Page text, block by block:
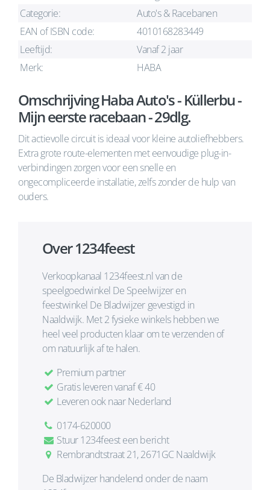
Categorie:
Auto's & Racebanen
EAN of ISBN code:
4010168283449
Leeftijd:
Vanaf 2 jaar
Merk:
HABA
Omschrijving Haba Auto's - Küllerbu -
Mijn eerste racebaan - 29dlg.
Dit actievolle circuit is ideaal voor kleine autoliefhebbers.
Extra grote route-elementen met eenvoudige plug-in-
verbindingen zorgen voor een snelle en
ongecompliceerde installatie, zelfs zonder de hulp van
ouders.
Over 1234feest
Verkoopkanaal 1234feest.nl van de
speelgoedwinkel De Speelwijzer en
feestwinkel De Bladwijzer gevestigd in
Naaldwijk. Met 2 fysieke winkels hebben we
heel veel producten klaar om te verzenden of
om natuurlijk af te halen.
Premium partner
Gratis leveren vanaf € 40
Leveren ook naar Nederland
0174-620000
Stuur 1234feest een bericht
Rembrandtstraat 21, 2671GC Naaldwijk
De Bladwijzer handelend onder de naam